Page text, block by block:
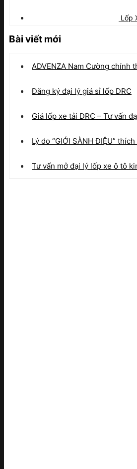
Lốp
Bài viết mới
ADVENZA Nam Cường chính
Đăng ký đại lý giá sỉ lốp DRC
Giá lốp xe tải DRC – Tư vấn
Lý do “GIỚI SÀNH ĐIỆU”
Tư vấn mở đại lý lốp xe ô tô